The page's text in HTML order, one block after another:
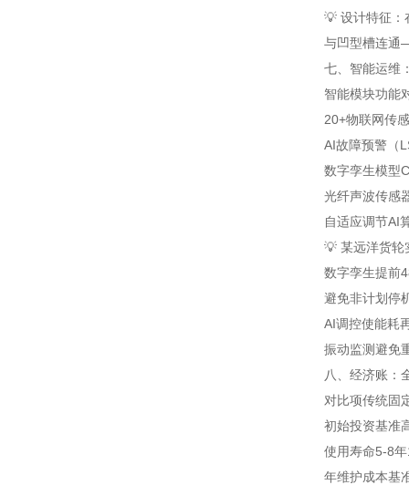
💡 设计特征：
与凹型槽连通
七、智能运维
智能模块功能
20+物联网传
AI故障预警（
数字孪生模型
光纤声波传感
自适应调节AI
💡 某远洋货轮
数字孪生提前
避免非计划停
AI调控使能耗
振动监测避免
八、经济账：
对比项传统固
初始投资基准
使用寿命5-8年
年维护成本基